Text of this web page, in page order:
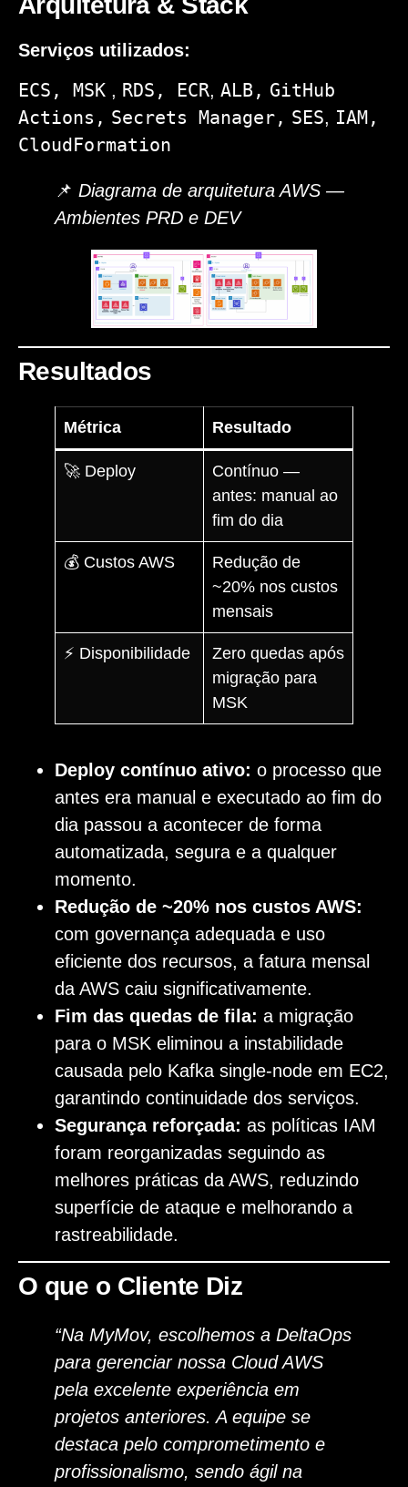
Serviços utilizados:
ECS, MSK , RDS, ECR, ALB, GitHub
Actions, Secrets Manager, SES, IAM,
CloudFormation
📌 Diagrama de arquitetura AWS —
Ambientes PRD e DEV
Resultados
Métrica Resultado
🚀 Deploy
Contínuo —
antes: manual ao
fim do dia
💰 Custos AWS
Redução de
~20% nos custos
mensais
⚡ Disponibilidade
Zero quedas após
migração para
MSK
Deploy contínuo ativo: o processo que
antes era manual e executado ao fim do
dia passou a acontecer de forma
automatizada, segura e a qualquer
momento.
Redução de ~20% nos custos AWS:
com governança adequada e uso
eficiente dos recursos, a fatura mensal
da AWS caiu significativamente.
Fim das quedas de fila: a migração
para o MSK eliminou a instabilidade
causada pelo Kafka single-node em EC2,
garantindo continuidade dos serviços.
Segurança reforçada: as políticas IAM
foram reorganizadas seguindo as
melhores práticas da AWS, reduzindo
superfície de ataque e melhorando a
rastreabilidade.
O que o Cliente Diz
“Na MyMov, escolhemos a DeltaOps
para gerenciar nossa Cloud AWS
pela excelente experiência em
projetos anteriores. A equipe se
destaca pelo comprometimento e
profissionalismo, sendo ágil na